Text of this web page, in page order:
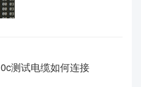
测试电缆如何连接